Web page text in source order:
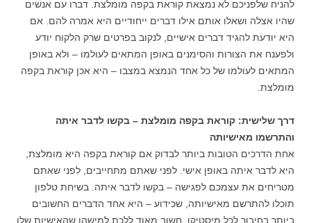
להניח שלפניכם לא נמצאת קוראת בקפה מומלצת. דברו עם אנשים
שהיו אצלה ושאלו אותם אילו דברים ייחודיים היא אמרה להם. אם
היא יודעת להגיד דברים אישיים, לנקוב בפרטים שרק הלקוח יודע
ולפענח את הצורות והסימנים באופן המתאים לעולמו – ולא באופן
המתאים לעולמו של כל אחד הנמצא במצבו – היא אכן קוראת בקפה
מומלצת.
דרך שלישית: קוראת בקפה מומלצת – בקשו לדבר איתה
והתרשמו מאישיותה
אחת הדרכים הטובות ביותר לבדוק אם קוראת בקפה היא מומלצת,
היא לדבר איתה באופן אישי. לפני שאתם מתחייבים, לפני שאתם
מטריחים את עצמכם לפגישה – בקשו לדבר איתה. בשיחת טלפון
תוכלו להתרשם מאישיותה, שכידוע – היא אחד הדברים החשובים
ביותר בחיבור לכל מיסטיקן. חשוב מאוד ללכת למישהו שהאישיות שלו